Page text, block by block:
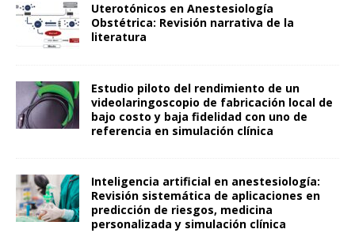
Uterotónicos en Anestesiología
Obstétrica: Revisión narrativa de la
literatura
Estudio piloto del rendimiento de un
videolaringoscopio de fabricación local de
bajo costo y baja fidelidad con uno de
referencia en simulación clínica
Inteligencia artificial en anestesiología:
Revisión sistemática de aplicaciones en
predicción de riesgos, medicina
personalizada y simulación clínica